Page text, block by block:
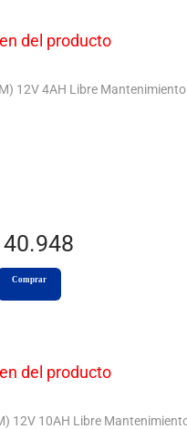
12V 4AH Libre Mantenimiento
40.948
Comprar
12V 10AH Libre